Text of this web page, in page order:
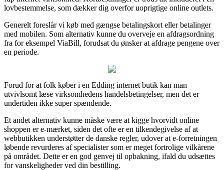
lovbestemmelse, som dækker dig overfor uoprigtige online outlets.
Generelt foreslår vi køb med gængse betalingskort eller betalinger
med mobilen. Som alternativ kunne du overveje en afdragsordning
fra for eksempel ViaBill, forudsat du ønsker at afdrage pengene over
en periode.
Forud for at folk køber i en Edding internet butik kan man
utvivlsomt læse virksomhedens handelsbetingelser, men det er
undertiden ikke super spændende.
Et andet alternativ kunne måske være at kigge hvorvidt online
shoppen er e-mærket, siden det ofte er en tilkendegivelse af at
webbutikken understøtter de danske regler, udover at e-forretningen
løbende revurderes af specialister som er meget fortrolige vilkårene
på området. Dette er en god genvej til opbakning, ifald du udsættes
for vanskeligheder ved din bestilling.